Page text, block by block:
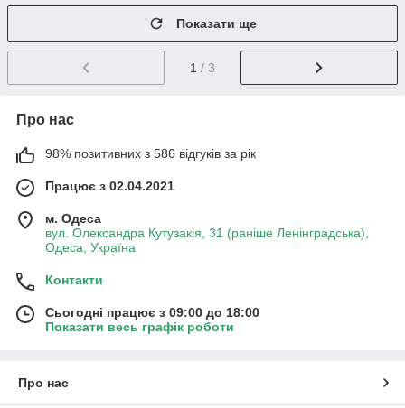
Показати ще
1 / 3
Про нас
98% позитивних з 586 відгуків за рік
Працює з 02.04.2021
м. Одеса
вул. Олександра Кутузакія, 31 (раніше Ленінградська),
Одеса, Україна
Контакти
Сьогодні працює з 09:00 до 18:00
Показати весь графік роботи
Про нас